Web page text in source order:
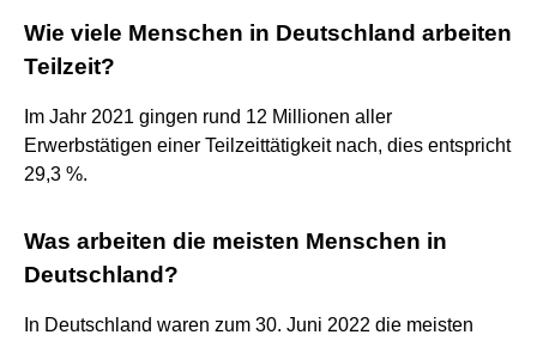
Wie viele Menschen in Deutschland arbeiten
Teilzeit?
Im Jahr 2021 gingen rund 12 Millionen aller
Erwerbstätigen einer Teilzeittätigkeit nach, dies entspricht
29,3 %.
Was arbeiten die meisten Menschen in
Deutschland?
In Deutschland waren zum 30. Juni 2022 die meisten